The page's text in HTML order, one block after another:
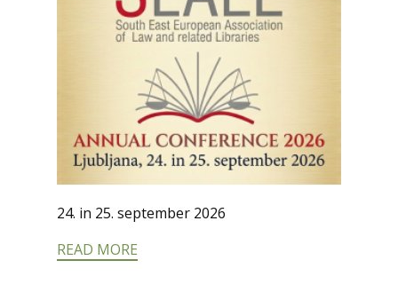
24. in 25. september 2026
READ MORE